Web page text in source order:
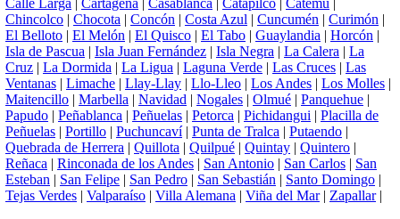
Calle Larga | Cartagena | Casablanca | Catapilco | Catemu |
Chincolco | Chocota | Concón | Costa Azul | Cuncumén | Curimón |
El Belloto | El Melón | El Quisco | El Tabo | Guaylandia | Horcón |
Isla de Pascua | Isla Juan Fernández | Isla Negra | La Calera | La
Cruz | La Dormida | La Ligua | Laguna Verde | Las Cruces | Las
Ventanas | Limache | Llay-Llay | Llo-Lleo | Los Andes | Los Molles |
Maitencillo | Marbella | Navidad | Nogales | Olmué | Panquehue |
Papudo | Peñablanca | Peñuelas | Petorca | Pichidangui | Placilla de
Peñuelas | Portillo | Puchuncaví| Punta de Tralca | Putaendo |
Quebrada de Herrera | Quillota | Quilpué | Quintay | Quintero |
Reñaca | Rinconada de los Andes | San Antonio | San Carlos | San
Esteban | San Felipe | San Pedro | San Sebastián | Santo Domingo |
Tejas Verdes | Valparaíso | Villa Alemana | Viña del Mar| Zapallar|